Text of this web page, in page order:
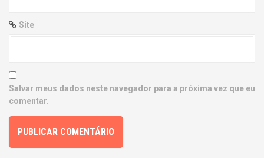
Site
Salvar meus dados neste navegador para a próxima vez que eu
comentar.